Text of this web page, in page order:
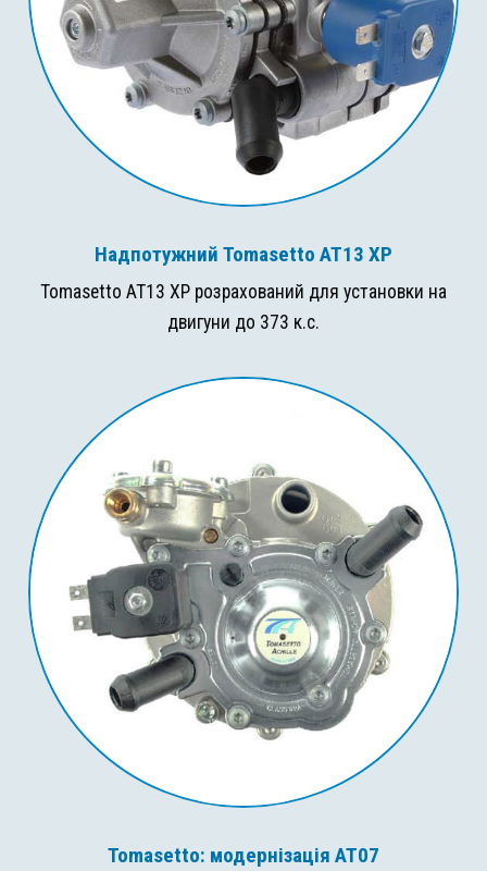
Надпотужний Tomasetto AT13 XP
Tomasetto AT13 XP розрахований для установки на
двигуни до 373 к.с.
Tomasetto: модернізація AT07